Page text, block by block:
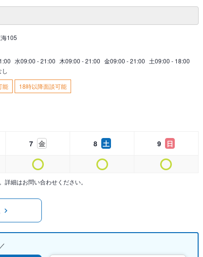
105
水09:00 - 21:00 木09:00 - 21:00 金09:00 - 21:00 土09:00 - 18:00
し
能 18時以降面談可能
7 金 8 土 9 日
細はお問い合わせください。